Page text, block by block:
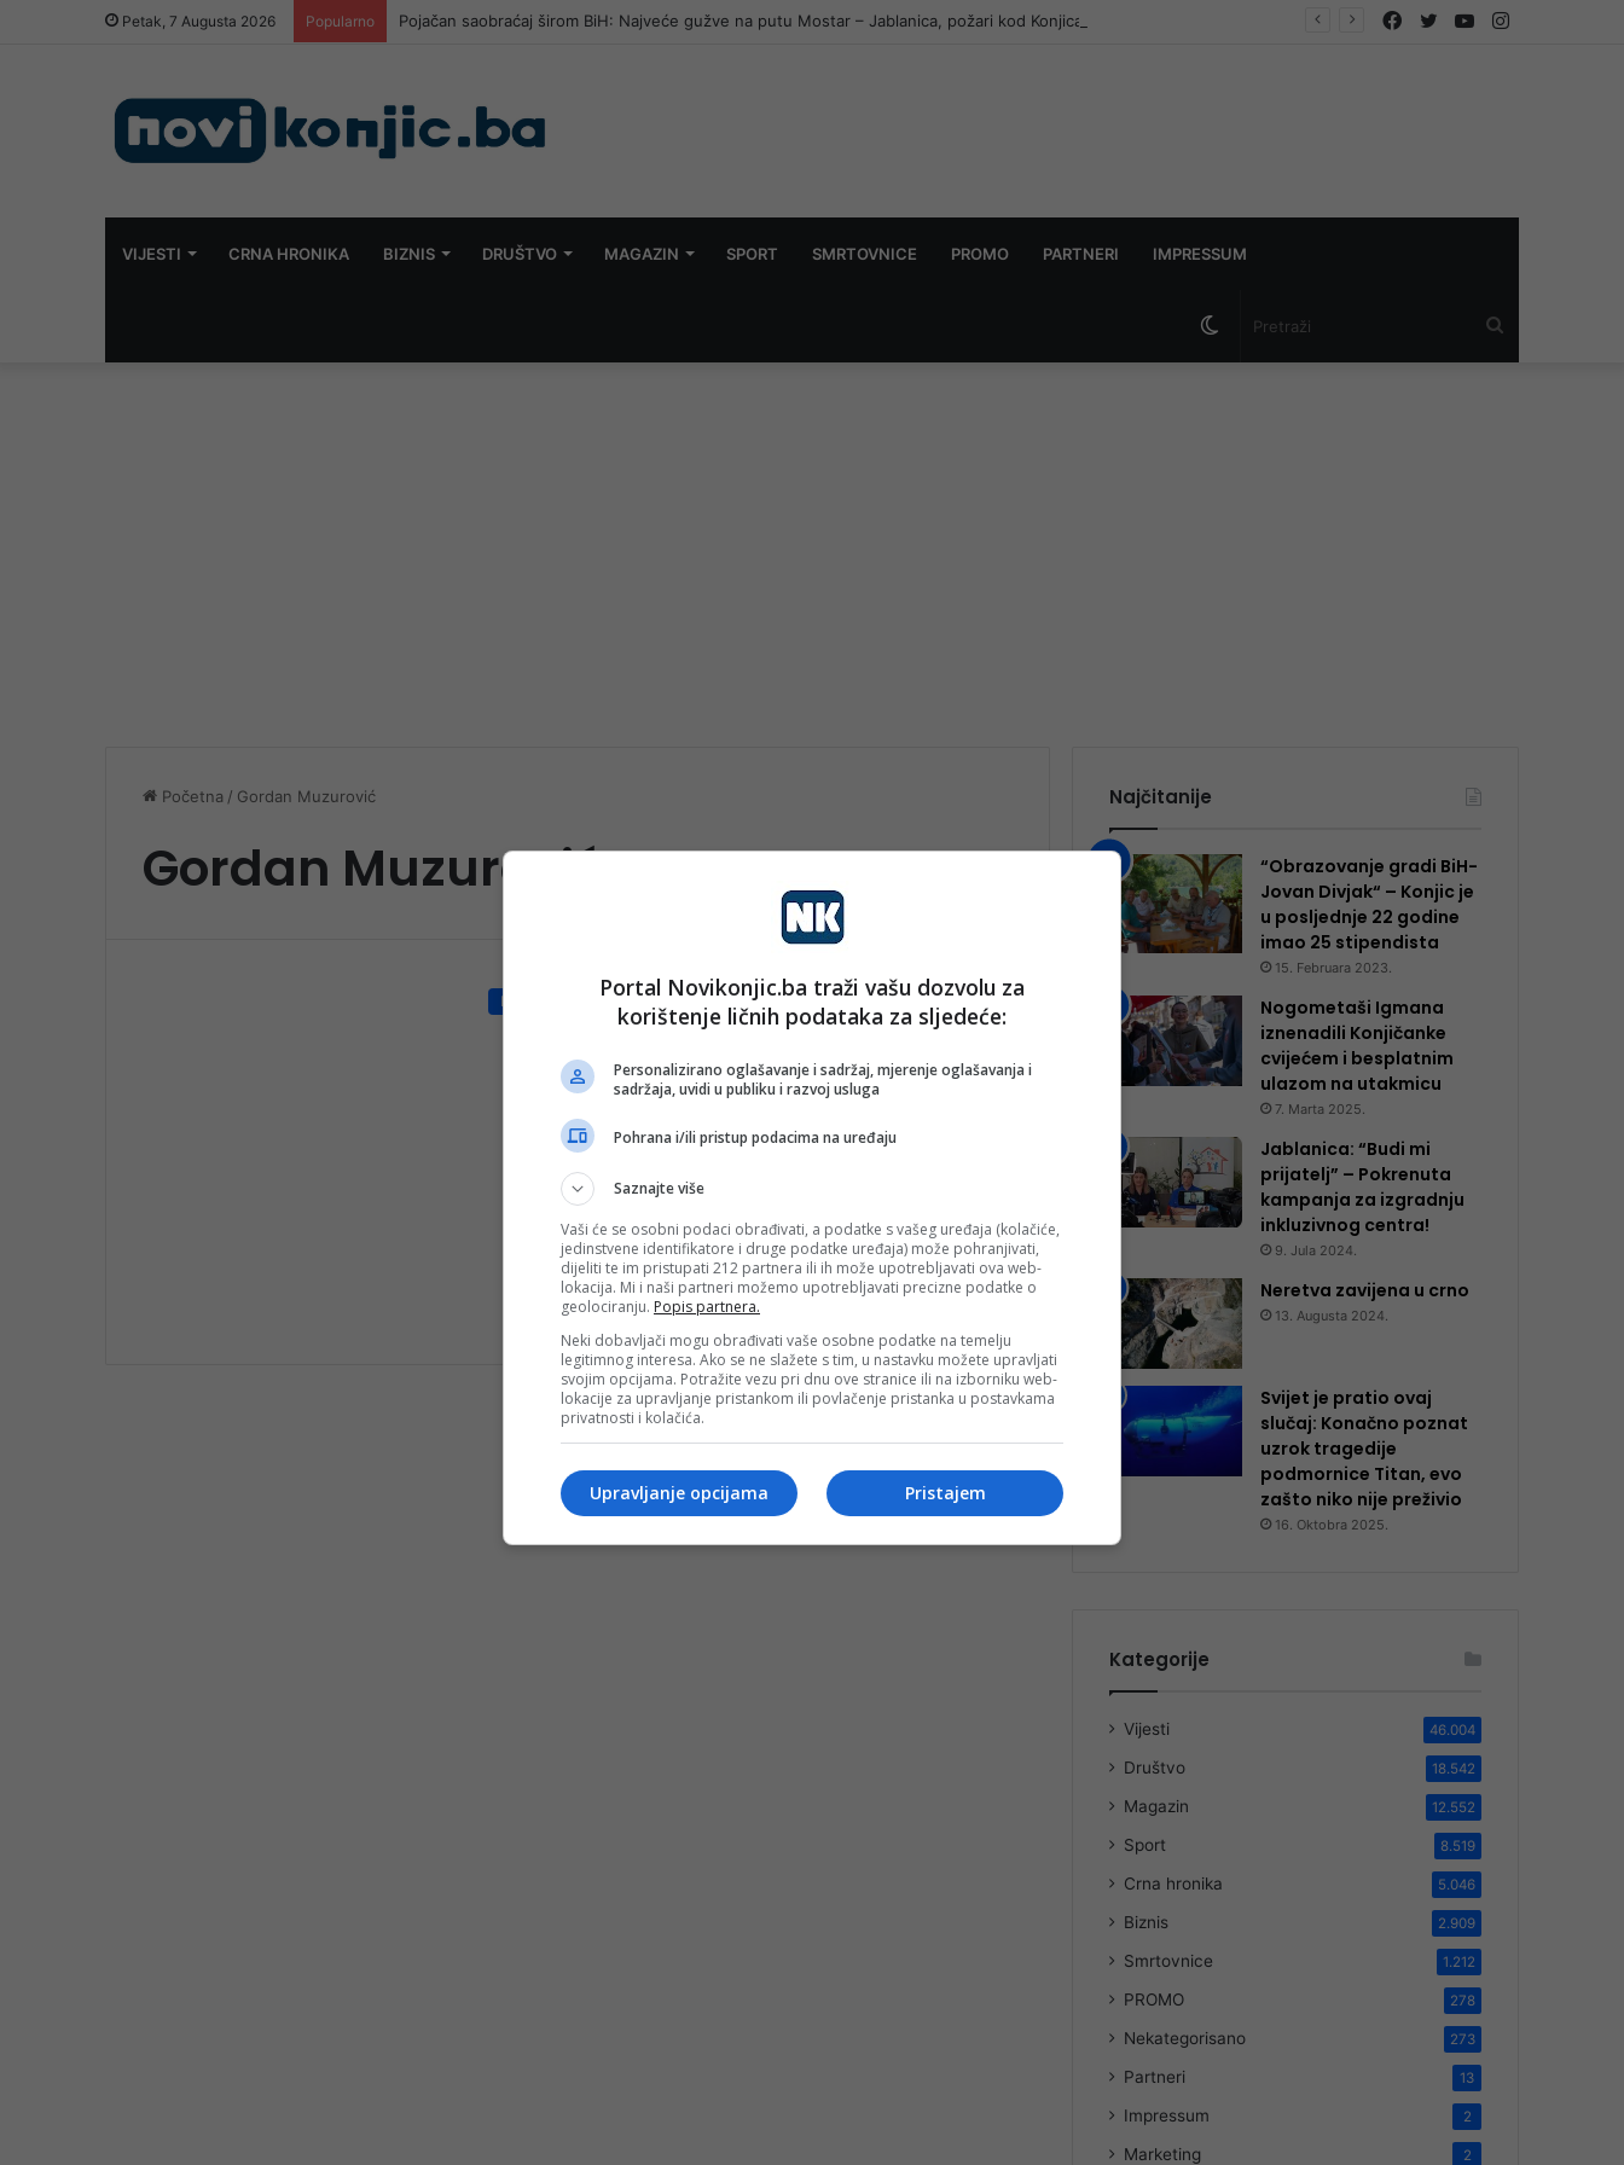
Petak, 7 Augusta 2026 Popularno Pojačan saobraćaj širom BiH: Najveće gužve na putu Mostar – Jablanica, požari kod Konjica više ne ometaju promet YouTube
Twitter
Facebook
VIJESTI CRNA HRONIKA BIZNIS DRUŠTVO MAGAZIN SPORT SMRTOVNICE PROMO PARTNERI IMPRESSUM
Switch
Početna / Gordan Muzurović
Gordan Muzurović
Društvo
Hronična i nepredvidiva bolest s
hiljadu lica: Mladi u BiH sve
češće suočeni s multipla
sklerozom
suočava se s dijagnozom multipla skleroza – hronične
i nepredvidive bolesti…
Pročitaj više
Najčitanije
“Obrazovanje gradi BiH-
Jovan Divjak“ – Konjic je
u posljednje 22 godine
imao 25 ​​stipendista
15. Februara 2023.
Nogometaši Igmana
iznenadili Konjičanke
cvijećem i besplatnim
ulazom na utakmicu
7. Marta 2025.
Jablanica: “Budi mi
prijatelj” – Pokrenuta
kampanja za izgradnju
inkluzivnog centra!
9. Jula 2024.
Neretva zavijena u crno
13. Augusta 2024.
Svijet je pratio ovaj
slučaj: Konačno poznat
uzrok tragedije
podmornice Titan, evo
zašto niko nije preživio
16. Oktobra 2025.
Kategorije
Vijesti 46.004
Društvo 18.542
Magazin 12.552
Sport 8.519
Crna hronika 5.046
Biznis 2.909
Smrtovnice 1.212
PROMO 278
Nekategorisano 273
Partneri 13
Impressum 2
Marketing 2
Portal Novikonjic.ba traži vašu dozvolu za
korištenje ličnih podataka za sljedeće:
Personalizirano oglašavanje i sadržaj, mjerenje oglašavanja i
sadržaja, uvidi u publiku i razvoj usluga
Pohrana i/ili pristup podacima na uređaju
Saznajte više
Vaši će se osobni podaci obrađivati, a podatke s vašeg uređaja (kolačiće,
jedinstvene identifikatore i druge podatke uređaja) može pohranjivati,
dijeliti te im pristupati 212 partnera ili ih može upotrebljavati ova web-
lokacija. Mi i naši partneri možemo upotrebljavati precizne podatke o
geolociranju. Popis partnera.
Neki dobavljači mogu obrađivati vaše osobne podatke na temelju
legitimnog interesa. Ako se ne slažete s tim, u nastavku možete upravljati
svojim opcijama. Potražite vezu pri dnu ove stranice ili na izborniku web-
lokacije za upravljanje pristankom ili povlačenje pristanka u postavkama
privatnosti i kolačića.
Pristajem
Upravljanje opcijama